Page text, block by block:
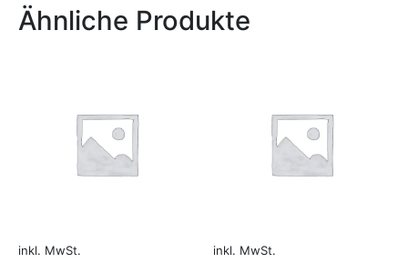
Ähnliche Produkte
inkl. MwSt.
inkl. MwSt.